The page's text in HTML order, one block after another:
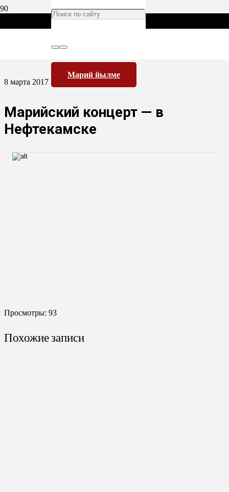
Марий йылме
8 марта 2017
Марийский концерт — в
Нефтекамске
Просмотры: 93
Похожие записи